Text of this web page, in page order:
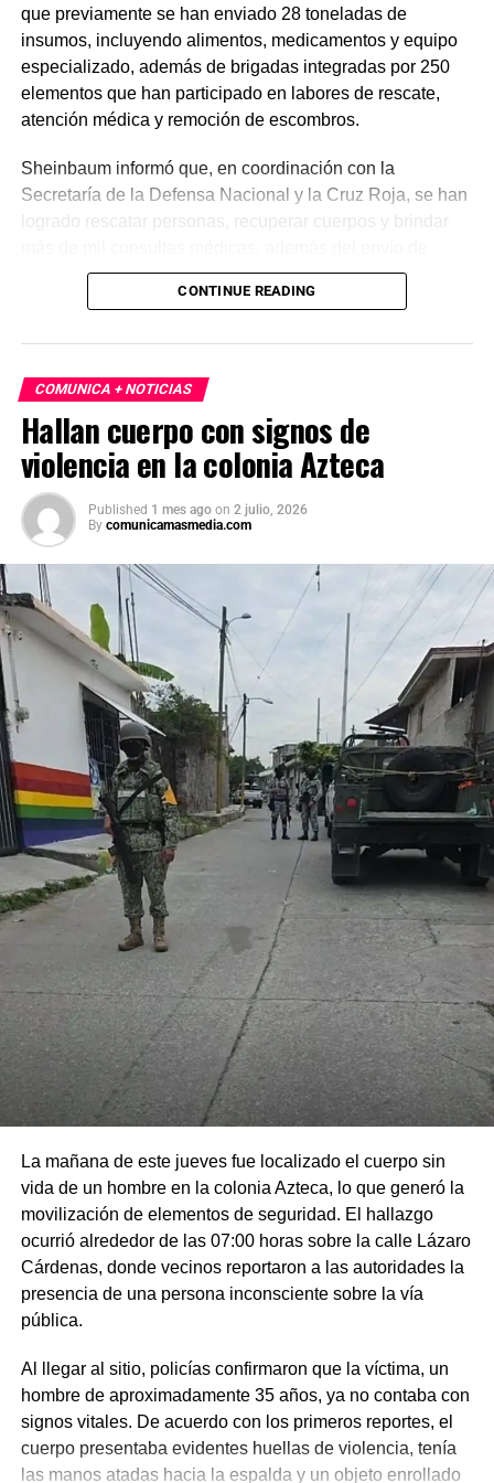
que previamente se han enviado 28 toneladas de
insumos, incluyendo alimentos, medicamentos y equipo
especializado, además de brigadas integradas por 250
elementos que han participado en labores de rescate,
atención médica y remoción de escombros.
Sheinbaum informó que, en coordinación con la
Secretaría de la Defensa Nacional y la Cruz Roja, se han
logrado rescatar personas, recuperar cuerpos y brindar
plantas de energía y materiales de apoyo. Subrayó que
estas acciones responden a solicitudes del gobierno
En otro tema, el secretario de Economía, Marcelo Ebrard,
aseguró que el Tratado entre México, Estados Unidos y
Canadá (T-MEC) se mantiene sin cambios y continúa
ofreciendo certidumbre a inversionistas, pese a los
procesos de revisión previstos. Por su parte, la presidenta
afirmó que el peso mexicano se mantiene estable frente
al dólar y reiteró que el país es seguro para visitantes,
tras los recientes incidentes registrados durante
celebraciones en la capital.
CONTINUE READING
COMUNICA + NOTICIAS
Hallan cuerpo con signos de
violencia en la colonia Azteca
Published 1 mes ago on 2 julio, 2026
By comunicamasmedia.com
La mañana de este jueves fue localizado el cuerpo sin
vida de un hombre en la colonia Azteca, lo que generó la
movilización de elementos de seguridad. El hallazgo
ocurrió alrededor de las 07:00 horas sobre la calle Lázaro
Cárdenas, donde vecinos reportaron a las autoridades la
presencia de una persona inconsciente sobre la vía
pública.
Al llegar al sitio, policías confirmaron que la víctima, un
hombre de aproximadamente 35 años, ya no contaba con
signos vitales. De acuerdo con los primeros reportes, el
cuerpo presentaba evidentes huellas de violencia, tenía
las manos atadas hacia la espalda y un objeto enrollado